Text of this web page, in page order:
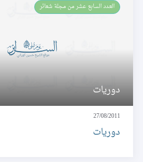
العـدد السابع عشر من مجلة شعائر
دوريات
27/08/2011
دوريات